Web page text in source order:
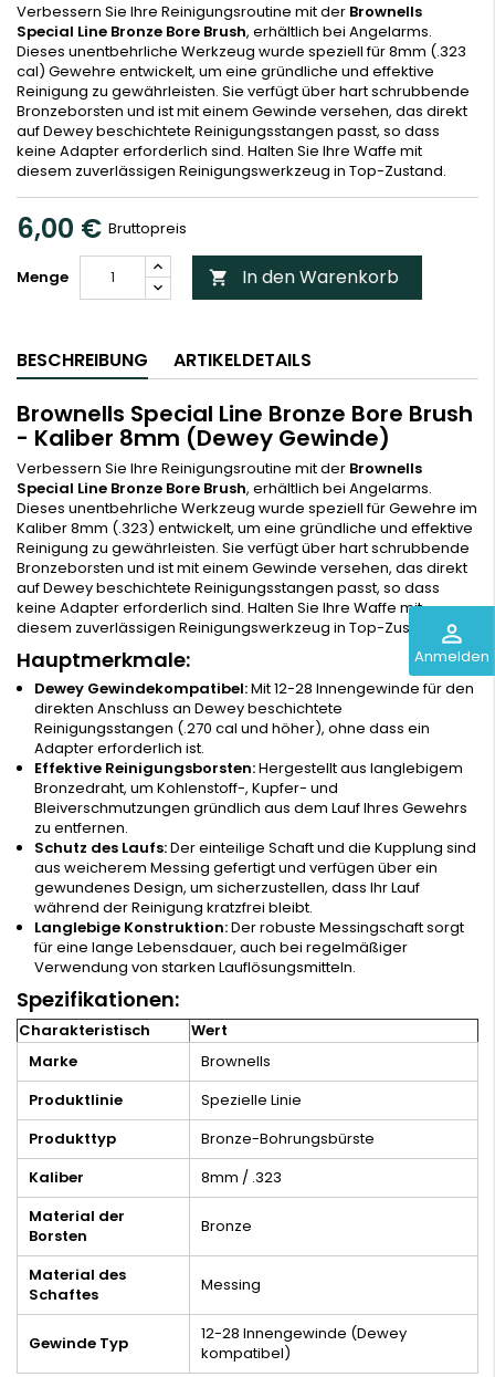
perm_identity
Anmelden
Verbessern Sie Ihre Reinigungsroutine mit der Brownells
Special Line Bronze Bore Brush, erhältlich bei Angelarms.
Dieses unentbehrliche Werkzeug wurde speziell für 8mm (.323
cal) Gewehre entwickelt, um eine gründliche und effektive
Reinigung zu gewährleisten. Sie verfügt über hart schrubbende
Bronzeborsten und ist mit einem Gewinde versehen, das direkt
auf Dewey beschichtete Reinigungsstangen passt, so dass
keine Adapter erforderlich sind. Halten Sie Ihre Waffe mit
diesem zuverlässigen Reinigungswerkzeug in Top-Zustand.
6,00 € Bruttopreis
Menge  In den Warenkorb
BESCHREIBUNG ARTIKELDETAILS
Brownells Special Line Bronze Bore Brush
- Kaliber 8mm (Dewey Gewinde)
Verbessern Sie Ihre Reinigungsroutine mit der Brownells
Special Line Bronze Bore Brush, erhältlich bei Angelarms.
Dieses unentbehrliche Werkzeug wurde speziell für Gewehre im
Kaliber 8mm (.323) entwickelt, um eine gründliche und effektive
Reinigung zu gewährleisten. Sie verfügt über hart schrubbende
Bronzeborsten und ist mit einem Gewinde versehen, das direkt
auf Dewey beschichtete Reinigungsstangen passt, so dass
keine Adapter erforderlich sind. Halten Sie Ihre Waffe mit
diesem zuverlässigen Reinigungswerkzeug in Top-Zustand.
Hauptmerkmale:
Dewey Gewindekompatibel:Mit 12-28 Innengewinde für den
direkten Anschluss an Dewey beschichtete
Reinigungsstangen (.270 cal und höher), ohne dass ein
Adapter erforderlich ist.
Effektive Reinigungsborsten:Hergestellt aus langlebigem
Bronzedraht, um Kohlenstoff-, Kupfer- und
Bleiverschmutzungen gründlich aus dem Lauf Ihres Gewehrs
zu entfernen.
Schutz des Laufs:Der einteilige Schaft und die Kupplung sind
aus weicherem Messing gefertigt und verfügen über ein
gewundenes Design, um sicherzustellen, dass Ihr Lauf
während der Reinigung kratzfrei bleibt.
Langlebige Konstruktion:Der robuste Messingschaft sorgt
für eine lange Lebensdauer, auch bei regelmäßiger
Verwendung von starken Lauflösungsmitteln.
Spezifikationen:
Charakteristisch
Wert
Marke
Brownells
Produktlinie
Spezielle Linie
Produkttyp
Bronze-Bohrungsbürste
Kaliber
8mm / .323
Material der
Borsten
Bronze
Material des
Schaftes
Messing
Gewinde Typ
12-28 Innengewinde (Dewey
kompatibel)